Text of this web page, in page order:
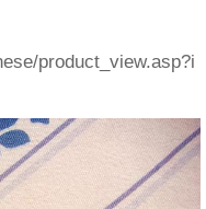
product_view.asp?i